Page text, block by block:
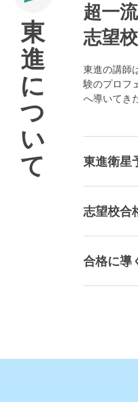
東
進
に
つ
い
て
超一
志望
東進の講師
験のプロフ
へ導いてき
東進衛星
志望校合
合格に導